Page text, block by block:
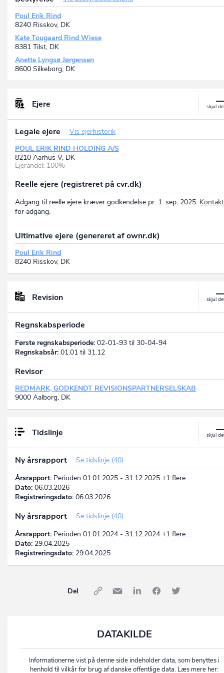
Poul Erik Rind
8240 Risskov, DK
Kate Tougaard Rind Wiese
8381 Tilst, DK
Anette Lyngsø Jørgensen
8600 Silkeborg, DK
Ejere
Legale ejere
Vis ejerhistorik
POUL ERIK RIND HOLDING A/S
8210 Aarhus V, DK
Ejerandel: 100%
Reelle ejere (registreret på cvr.dk)
Adgang til reelle ejere kræver godkendelse pr. 1. sep. 2025.
for adgang.
Ultimative ejere (genereret af ownr.dk)
Poul Erik Rind
8240 Risskov, DK
Revision
Regnskabsperiode
Første regnskabsperiode: 02-01-93 til 30-04-94
Regnskabsår: 01.01 til 31.12
Revisor
REDMARK, GODKENDT REVISIONSPARTNERSELSKAB
9000 Aalborg, DK
Tidslinje
Ny årsrapport
Se tidslinje (40)
Årsrapport: Perioden 01.01.2025 - 31.12.2025 +1 flere…
Dato: 06.03.2026
Registreringsdato: 06.03.2026
Ny årsrapport
Se tidslinje (40)
Årsrapport: Perioden 01.01.2024 - 31.12.2024 +1 flere…
Dato: 29.04.2025
Registreringsdato: 29.04.2025
Del
DATAKILDE
Informationerne vist på denne side indeholder data, som benyttes i
henhold til vilkår for brug af danske offentlige data. Læs mere her: